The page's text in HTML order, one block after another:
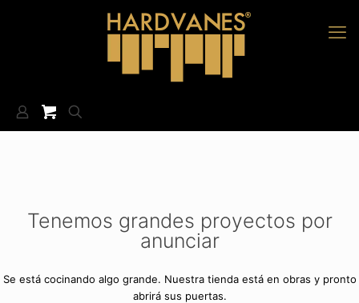
Tenemos grandes proyectos por
anunciar
Se está cocinando algo grande. Nuestra tienda está en obras y pronto
abrirá sus puertas.